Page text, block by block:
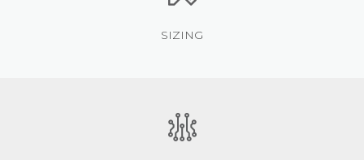
SIZING